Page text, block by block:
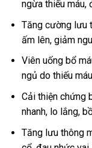
ngừa thiếu máu,
Tăng cường lưu
ấm lên, giảm
Viên uống bổ
ngủ do thiếu máu
Cải thiện chứng
nhanh, lo lắng,
Tăng lưu thông